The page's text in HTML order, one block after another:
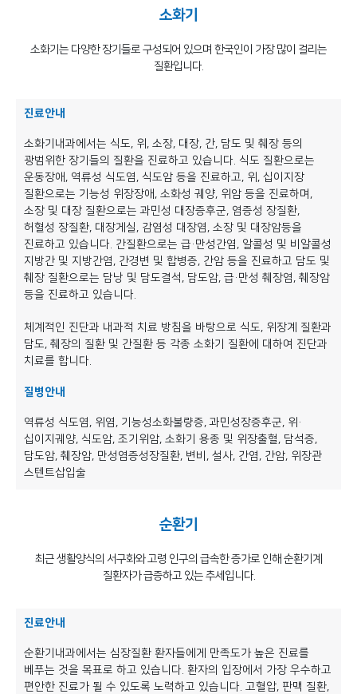
소화기
소화기는 다양한 장기들로 구성되어 있으며 한국인이 가장 많이 걸리는
질환입니다.
진료안내
소화기내과에서는 식도, 위, 소장, 대장, 간, 담도 및 췌장 등의
광범위한 장기들의 질환을 진료하고 있습니다. 식도 질환으로는
운동장애, 역류성 식도염, 식도암 등을 진료하고, 위, 십이지장
질환으로는 기능성 위장장애, 소화성 궤양, 위암 등을 진료하며,
소장 및 대장 질환으로는 과민성 대장증후군, 염증성 장질환,
허혈성 장질환, 대장게실, 감염성 대장염, 소장 및 대장암등을
진료하고 있습니다. 간질환으로는 급·만성간염, 알콜성 및 비알콜성
지방간 및 지방간염, 간경변 및 합병증, 간암 등을 진료하고 담도 및
췌장 질환으로는 담낭 및 담도결석, 담도암, 급·만성 췌장염, 췌장암
등을 진료하고 있습니다.
체계적인 진단과 내과적 치료 방침을 바탕으로 식도, 위장계 질환과
담도, 췌장의 질환 및 간질환 등 각종 소화기 질환에 대하여 진단과
치료를 합니다.
질병안내
역류성 식도염, 위염, 기능성소화불량증, 과민성장증후군, 위·
십이지궤양, 식도암, 조기위암, 소화기 용종 및 위장출혈, 담석증,
담도암, 췌장암, 만성염증성장질환, 변비, 설사, 간염, 간암, 위장관
스텐트삽입술
순환기
최근 생활양식의 서구화와 고령 인구의 급속한 증가로 인해 순환기계
질환자가 급증하고 있는 추세입니다.
진료안내
순환기내과에서는 심장질환 환자들에게 만족도가 높은 진료를
베푸는 것을 목표로 하고 있습니다. 환자의 입장에서 가장 우수하고
편안한 진료가 될 수 있도록 노력하고 있습니다. 고혈압, 판맥 질환,